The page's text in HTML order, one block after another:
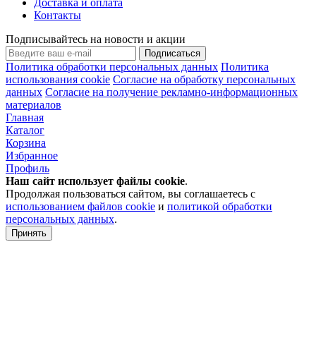
Контакты
Подписывайтесь на новости и акции
Подписаться
Политика обработки персональных данных Политика
использования cookie Согласие на обработку персональных
данных Согласие на получение рекламно-информационных
материалов
Главная
Каталог
Корзина
Избранное
Профиль
Наш сайт использует файлы cookie.
Продолжая пользоваться сайтом, вы соглашаетесь с
использованием файлов cookie и политикой обработки
персональных данных.
Принять